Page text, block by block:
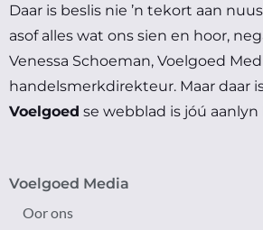
Daar is beslis nie ’n tekort aan
asof alles wat ons sien en hoor,
Venessa Schoeman, Voelgoed
handelsmerkdirekteur. Maar daar
Voelgoed se webblad is jóú aanlyn
Voelgoed Media
Oor ons